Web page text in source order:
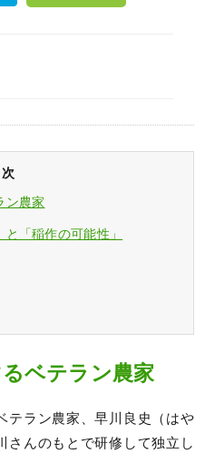
次
ン農家
「稲作の可能性」
ベテラン農家
テラン農家、早川良史（はや
さんのもとで研修して独立し